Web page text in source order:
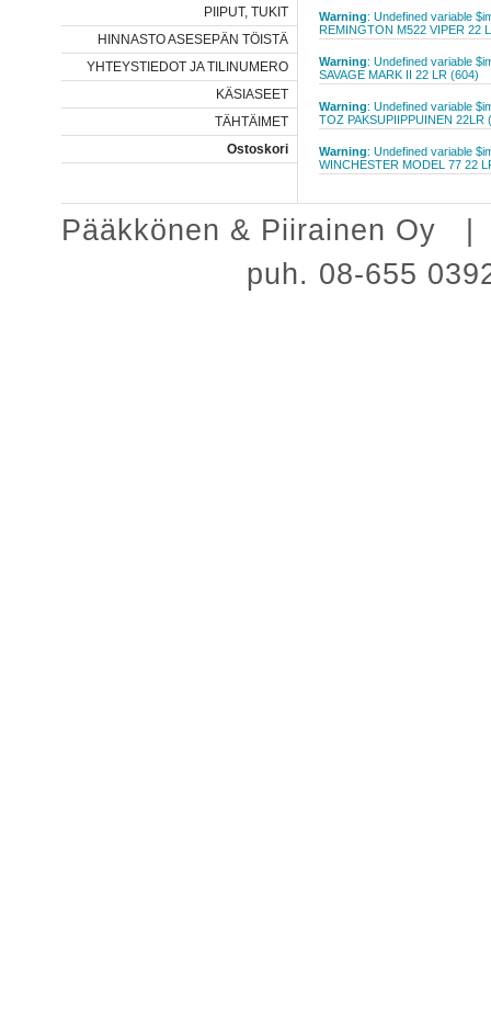
PIIPUT, TUKIT
HINNASTO ASESEPÄN TÖISTÄ
YHTEYSTIEDOT JA TILINUMERO
KÄSIASEET
TÄHTÄIMET
Ostoskori
Warning: Undefined variable
REMINGTON M522 VIPER 22
Warning: Undefined variable
SAVAGE MARK II 22 LR (604)
Warning: Undefined variable
TOZ PAKSUPIIPPUINEN 22LR
Warning: Undefined variable
WINCHESTER MODEL 77 22
Pääkkönen & Piirainen
puh. 08-655